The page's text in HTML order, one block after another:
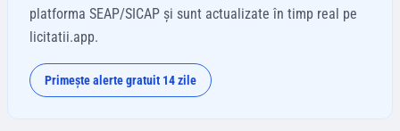
platforma SEAP/SICAP și sunt actualizate în timp real pe
licitatii.app.
Primește alerte gratuit 14 zile